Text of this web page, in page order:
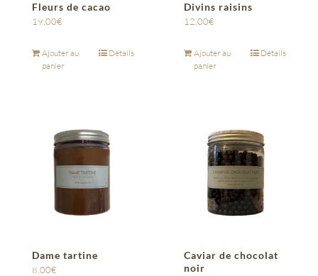
Fleurs de cacao
19,00€
Ajouter au
panier
Détails
Divins raisins
12,00€
Ajouter au
panier
Détails
Dame tartine
8,00€
Caviar de chocolat
noir